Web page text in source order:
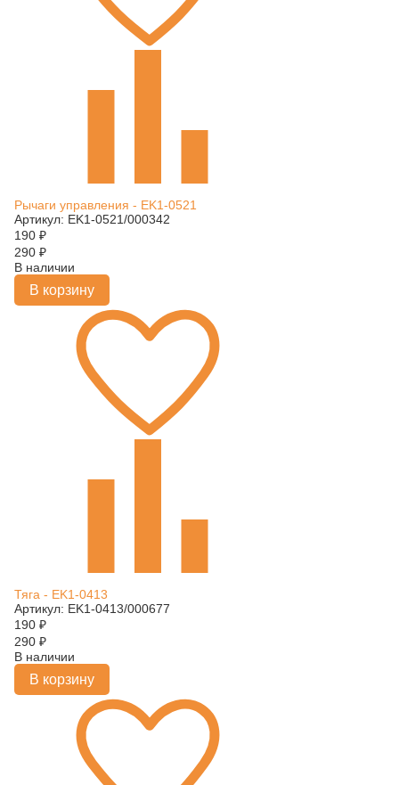
Рычаги управления - EK1-0521
Артикул: EK1-0521/000342
190 ₽
290 ₽
В наличии
В корзину
Тяга - EK1-0413
Артикул: EK1-0413/000677
190 ₽
290 ₽
В наличии
В корзину